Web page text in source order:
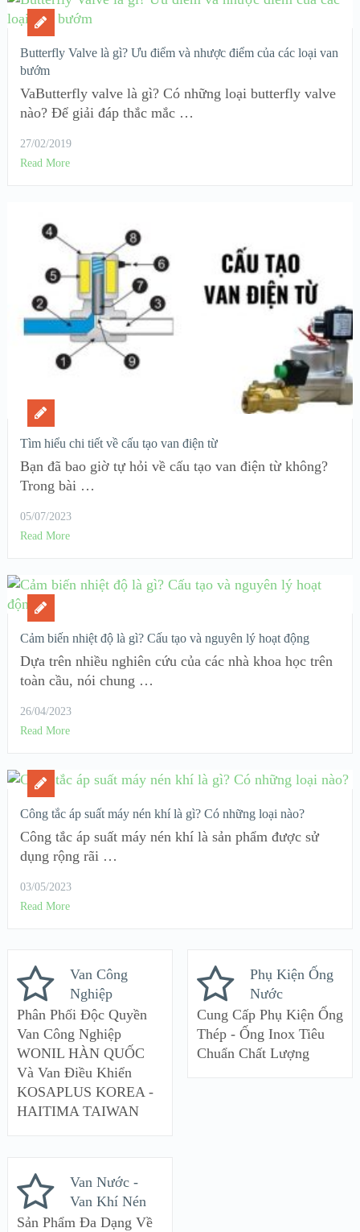
Butterfly Valve là gì? Ưu điểm và nhược điểm của các loại van
bướm
VaButterfly valve là gì? Có những loại butterfly valve
nào? Để giải đáp thắc mắc …
27/02/2019
Read More
Tìm hiểu chi tiết về cấu tạo van điện từ
Bạn đã bao giờ tự hỏi về cấu tạo van điện từ không?
Trong bài …
05/07/2023
Read More
Cảm biến nhiệt độ là gì? Cấu tạo và nguyên lý hoạt động
Dựa trên nhiều nghiên cứu của các nhà khoa học trên
toàn cầu, nói chung …
26/04/2023
Read More
Công tắc áp suất máy nén khí là gì? Có những loại nào?
Công tắc áp suất máy nén khí là sản phẩm được sử
dụng rộng rãi …
03/05/2023
Read More
Van Công
Nghiệp
Phân Phối Độc Quyền
Van Công Nghiệp
WONIL HÀN QUỐC
Và Van Điều Khiển
KOSAPLUS KOREA -
HAITIMA TAIWAN
Phụ Kiện Ống
Nước
Cung Cấp Phụ Kiện Ống
Thép - Ống Inox Tiêu
Chuẩn Chất Lượng
Van Nước -
Van Khí Nén
Sản Phẩm Đa Dạng Về